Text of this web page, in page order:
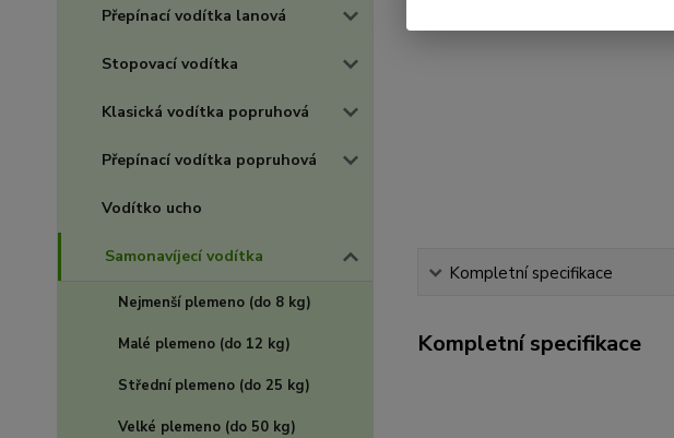
Přepínací vodítka lanová
Stopovací vodítka
Klasická vodítka popruhová
Přepínací vodítka popruhová
Vodítko ucho
Samonavíjecí vodítka
Nejmenší plemeno (do 8 kg)
Malé plemeno (do 12 kg)
Střední plemeno (do 25 kg)
Velké plemeno (do 50 kg)
Kompletní specifikace
Kompletní specifikace